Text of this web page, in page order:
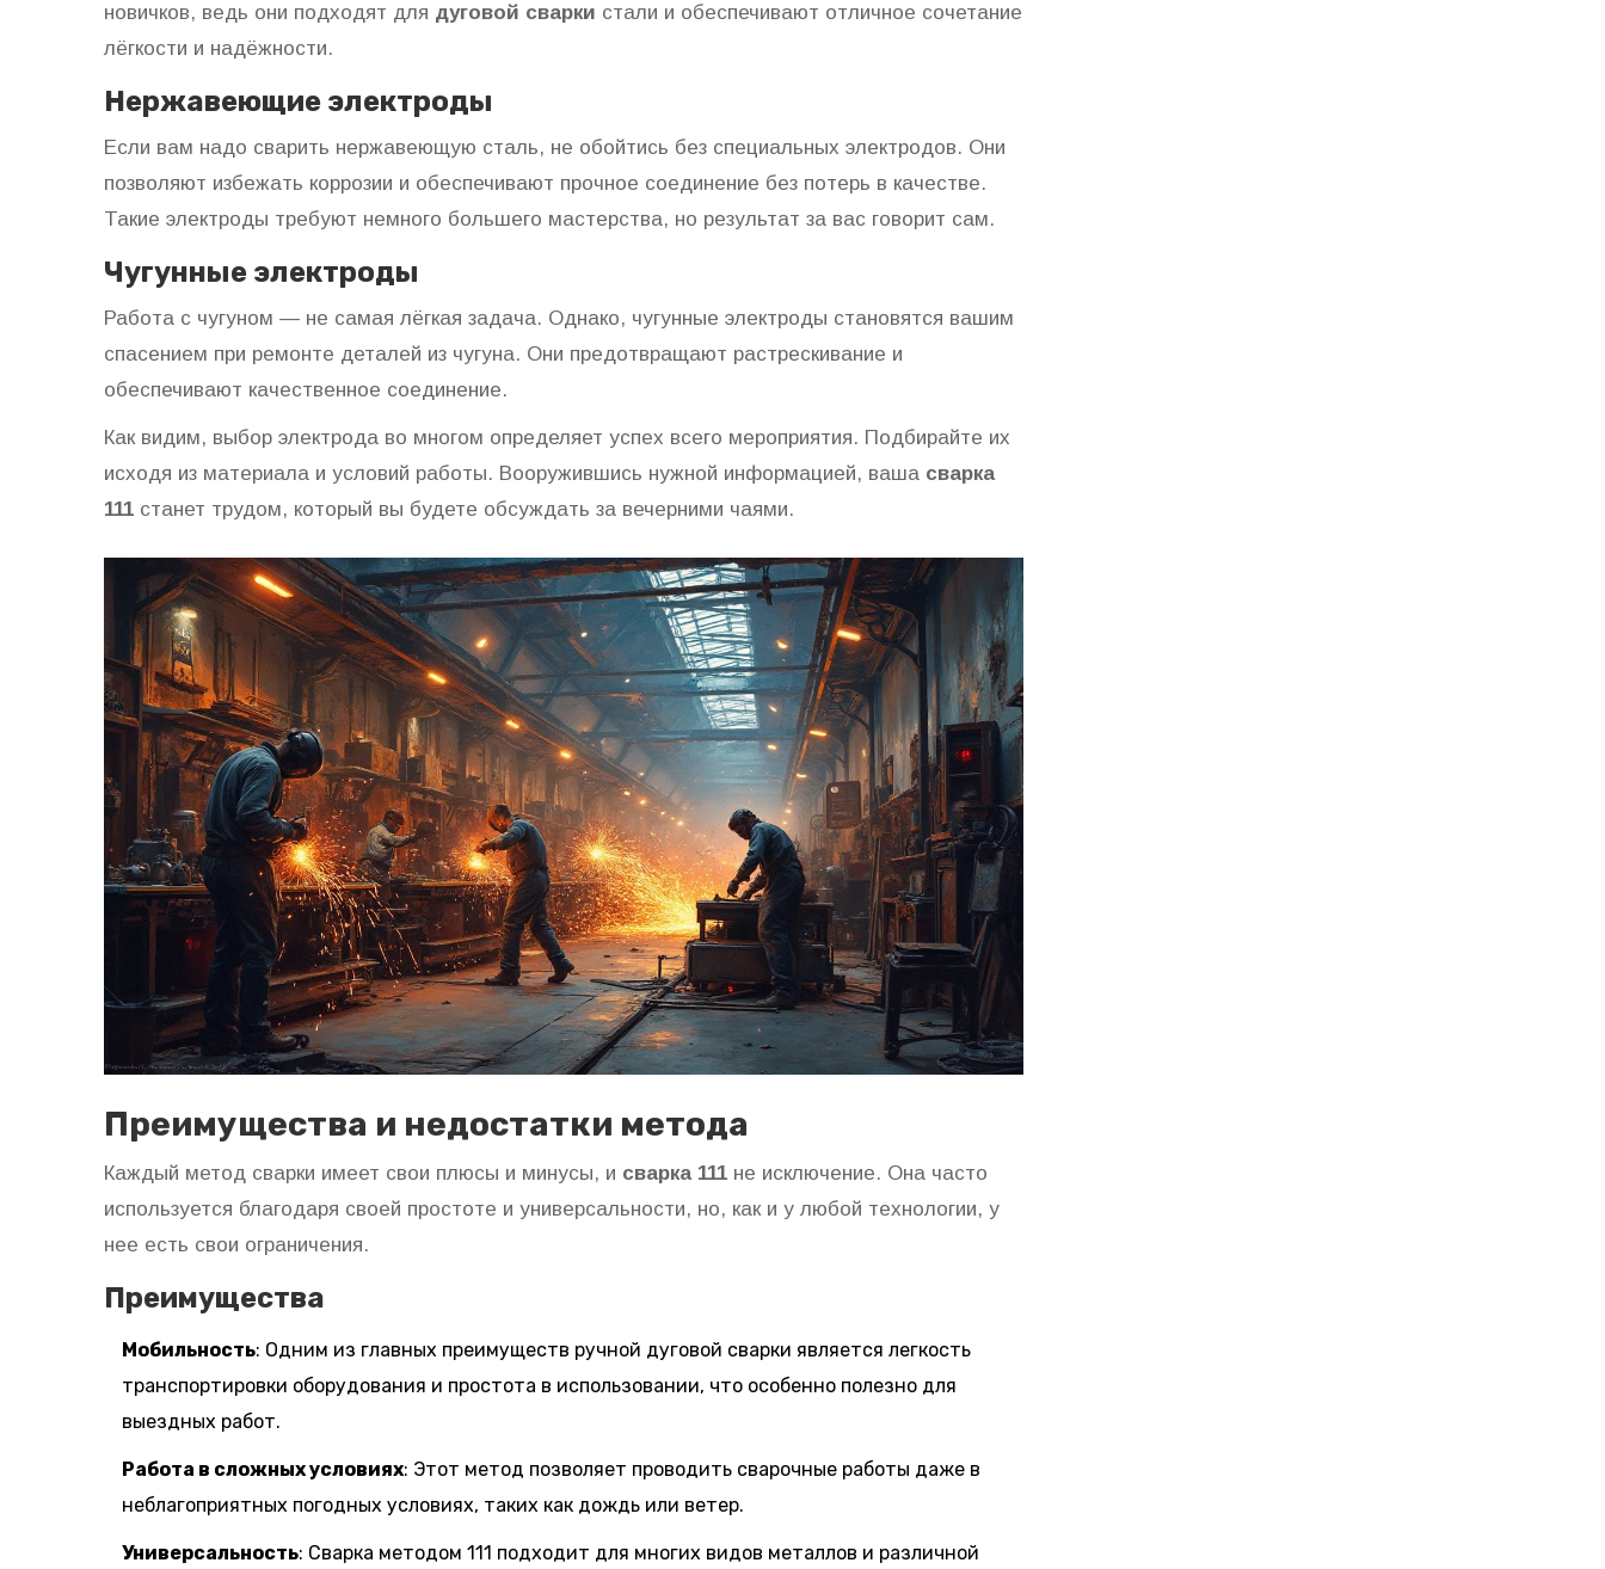
новичков, ведь они подходят для дуговой сварки стали и обеспечивают отличное сочетание
лёгкости и надёжности.
Нержавеющие электроды
Если вам надо сварить нержавеющую сталь, не обойтись без специальных электродов. Они
позволяют избежать коррозии и обеспечивают прочное соединение без потерь в качестве.
Такие электроды требуют немного большего мастерства, но результат за вас говорит сам.
Чугунные электроды
Работа с чугуном — не самая лёгкая задача. Однако, чугунные электроды становятся вашим
спасением при ремонте деталей из чугуна. Они предотвращают растрескивание и
обеспечивают качественное соединение.
Как видим, выбор электрода во многом определяет успех всего мероприятия. Подбирайте их
исходя из материала и условий работы. Вооружившись нужной информацией, ваша сварка
111 станет трудом, который вы будете обсуждать за вечерними чаями.
Преимущества и недостатки метода
Каждый метод сварки имеет свои плюсы и минусы, и сварка 111 не исключение. Она часто
используется благодаря своей простоте и универсальности, но, как и у любой технологии, у
нее есть свои ограничения.
Преимущества
Мобильность: Одним из главных преимуществ ручной дуговой сварки является легкость
транспортировки оборудования и простота в использовании, что особенно полезно для
выездных работ.
Работа в сложных условиях: Этот метод позволяет проводить сварочные работы даже в
неблагоприятных погодных условиях, таких как дождь или ветер.
Универсальность: Сварка методом 111 подходит для многих видов металлов и различной